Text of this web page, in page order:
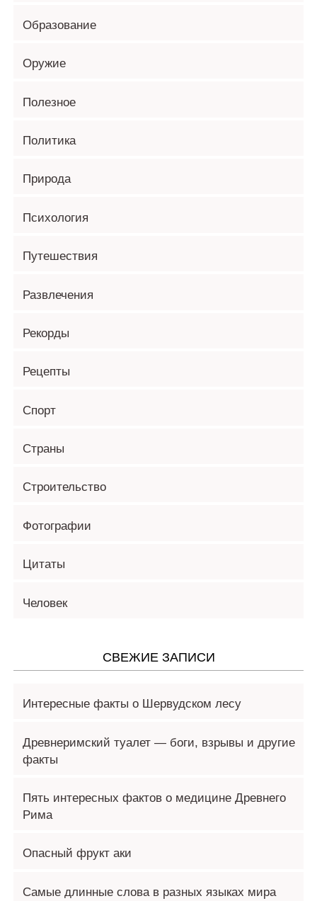
Образование
Оружие
Полезное
Политика
Природа
Психология
Путешествия
Развлечения
Рекорды
Рецепты
Спорт
Страны
Строительство
Фотографии
Цитаты
Человек
СВЕЖИЕ ЗАПИСИ
Интересные факты о Шервудском лесу
Древнеримский туалет — боги, взрывы и другие
факты
Пять интересных фактов о медицине Древнего
Рима
Опасный фрукт аки
Самые длинные слова в разных языках мира